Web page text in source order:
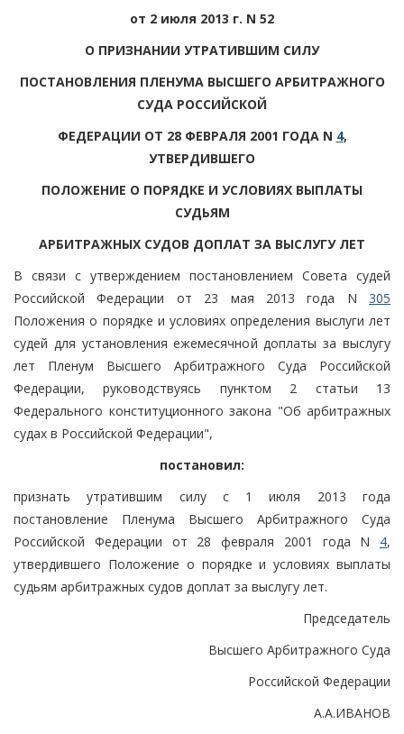
от 2 июля 2013 г. N 52
О ПРИЗНАНИИ УТРАТИВШИМ СИЛУ
ПОСТАНОВЛЕНИЯ ПЛЕНУМА ВЫСШЕГО АРБИТРАЖНОГО
СУДА РОССИЙСКОЙ
ФЕДЕРАЦИИ ОТ 28 ФЕВРАЛЯ 2001 ГОДА N 4,
УТВЕРДИВШЕГО
ПОЛОЖЕНИЕ О ПОРЯДКЕ И УСЛОВИЯХ ВЫПЛАТЫ
СУДЬЯМ
АРБИТРАЖНЫХ СУДОВ ДОПЛАТ ЗА ВЫСЛУГУ ЛЕТ
В связи с утверждением постановлением Совета судей
Российской Федерации от 23 мая 2013 года N 305
Положения о порядке и условиях определения выслуги лет
судей для установления ежемесячной доплаты за выслугу
лет Пленум Высшего Арбитражного Суда Российской
Федерации, руководствуясь пунктом 2 статьи 13
Федерального конституционного закона "Об арбитражных
судах в Российской Федерации",
постановил:
признать утратившим силу с 1 июля 2013 года
постановление Пленума Высшего Арбитражного Суда
Российской Федерации от 28 февраля 2001 года N 4,
утвердившего Положение о порядке и условиях выплаты
судьям арбитражных судов доплат за выслугу лет.
Председатель
Высшего Арбитражного Суда
Российской Федерации
А.А.ИВАНОВ